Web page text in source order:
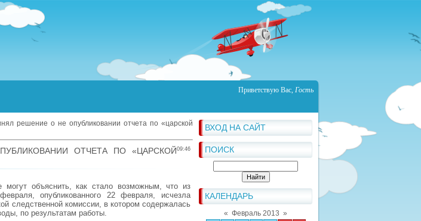
Приветствую Вас, Гость
ВХОД НА САЙТ
ПОИСК
КАЛЕНДАРЬ
« Февраль 2013 »
решение о не опубликовании отчета по «царской
09:46
ОТЧЕТА ПО «ЦАРСКОЙ
могут объяснить, как стало возможным, что из
опубликованного 22 февраля, исчезла
следственной комиссии, в котором содержалась
по результатам работы.